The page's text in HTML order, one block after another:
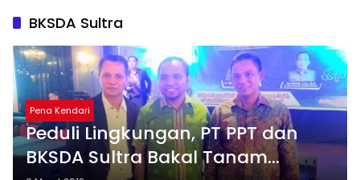
BKSDA Sultra
Pena Kendari
Peduli Lingkungan, PT PPT dan
BKSDA Sultra Bakal Tanam